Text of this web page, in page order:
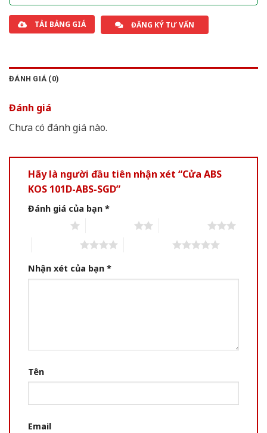
TẢI BẢNG GIÁ ĐĂNG KÝ TƯ VẤN
ĐÁNH GIÁ (0)
Đánh giá
Chưa có đánh giá nào.
Hãy là người đầu tiên nhận xét “Cửa ABS
KOS 101D-ABS-SGD”
Đánh giá của bạn *
Nhận xét của bạn *
Tên
Email